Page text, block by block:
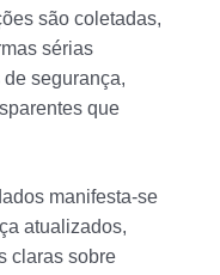
são coletadas,
sérias
segurança,
que
manifesta-se
atualizados,
claras sobre